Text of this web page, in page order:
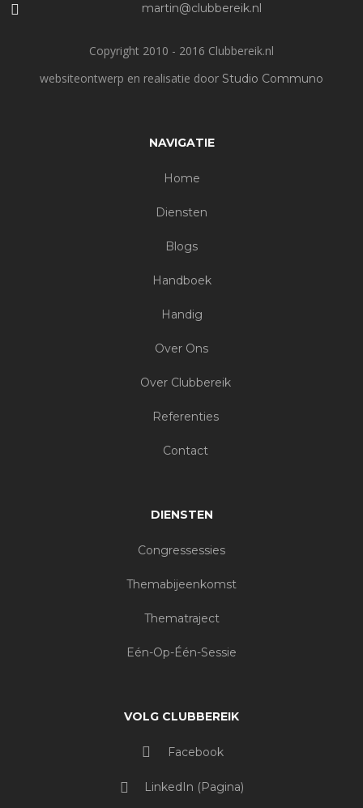
martin@clubbereik.nl
Copyright 2010 - 2016 Clubbereik.nl
websiteontwerp en realisatie door Studio Communo
NAVIGATIE
Home
Diensten
Blogs
Handboek
Handig
Over Ons
Over Clubbereik
Referenties
Contact
DIENSTEN
Congressessies
Themabijeenkomst
Thematraject
Eén-Op-Één-Sessie
VOLG CLUBBEREIK
Facebook
LinkedIn (pagina)